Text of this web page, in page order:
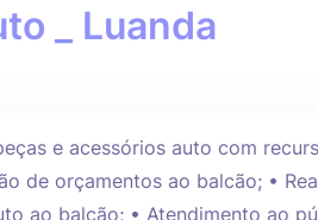
_ Luanda
e acessórios auto com
de orçamentos ao balcão; •
ao balcão; • Atendimento ao